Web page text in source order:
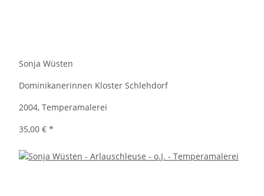
Sonja Wüsten
Dominikanerinnen Kloster Schlehdorf
2004, Temperamalerei
35,00 € *